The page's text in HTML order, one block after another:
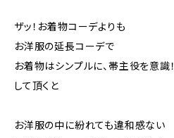
ザッ！お着物コーデよりも
お洋服の延長コーデで
お着物はシンプルに、帯主役を意識！
して頂くと
お洋服の中に紛れても違和感ない